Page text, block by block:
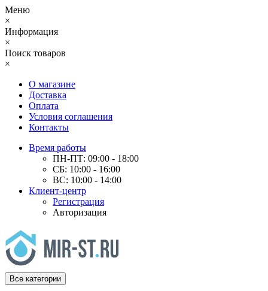
Меню
×
Информация
×
Поиск товаров
×
О магазине
Доставка
Оплата
Условия соглашения
Контакты
Время работы
ПН-ПТ: 09:00 - 18:00
СБ: 10:00 - 16:00
ВС: 10:00 - 14:00
Клиент-центр
Регистрация
Авторизация
Все категории